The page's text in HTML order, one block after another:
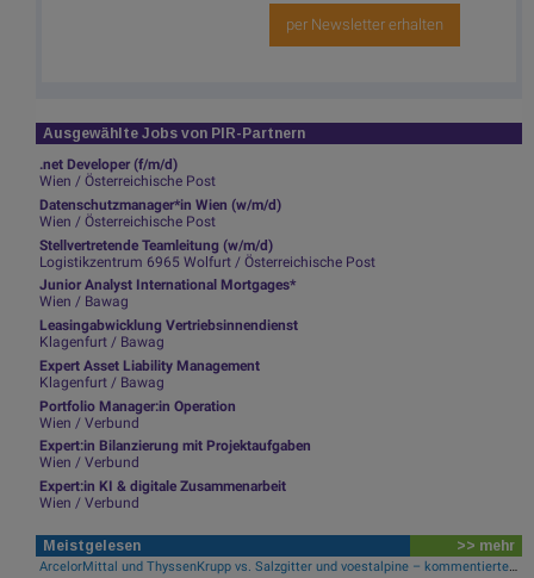
per Newsletter erhalten
Ausgewählte Jobs von PIR-Partnern
.net Developer (f/m/d)
Wien / Österreichische Post
Datenschutzmanager*in Wien (w/m/d)
Wien / Österreichische Post
Stellvertretende Teamleitung (w/m/d)
Logistikzentrum 6965 Wolfurt / Österreichische Post
Junior Analyst International Mortgages*
Wien / Bawag
Leasingabwicklung Vertriebsinnendienst
Klagenfurt / Bawag
Expert Asset Liability Management
Klagenfurt / Bawag
Portfolio Manager:in Operation
Wien / Verbund
Expert:in Bilanzierung mit Projektaufgaben
Wien / Verbund
Expert:in KI & digitale Zusammenarbeit
Wien / Verbund
Meistgelesen >> mehr
ArcelorMittal und ThyssenKrupp vs. Salzgitter und voestalpine – kommentierter KW 32 Peer Group Watch Stahl